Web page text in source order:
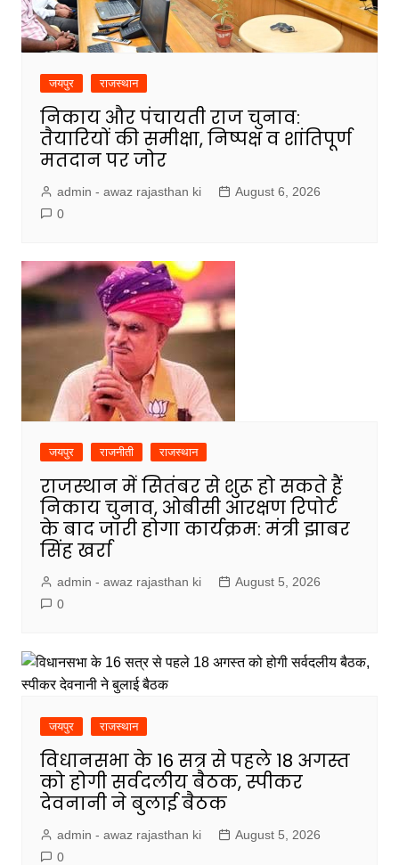
जयपुर राजस्थान
निकाय और पंचायती राज चुनाव:
तैयारियों की समीक्षा, निष्पक्ष व शांतिपूर्ण
मतदान पर जोर
admin - awaz rajasthan ki
August 6, 2026
0
जयपुर राजनीती राजस्थान
राजस्थान में सितंबर से शुरू हो सकते हैं
निकाय चुनाव, ओबीसी आरक्षण रिपोर्ट
के बाद जारी होगा कार्यक्रम: मंत्री झाबर
सिंह खर्रा
admin - awaz rajasthan ki
August 5, 2026
0
जयपुर राजस्थान
विधानसभा के 16 सत्र से पहले 18 अगस्त
को होगी सर्वदलीय बैठक, स्पीकर
देवनानी ने बुलाई बैठक
admin - awaz rajasthan ki
August 5, 2026
0